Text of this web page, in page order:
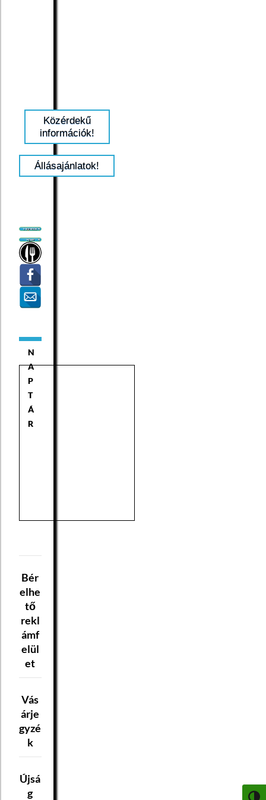
Közérdekű
információk!
Állásajánlatok!
N
A
P
T
Á
R
Bér
elhe
tő
rekl
ámf
elül
et
Vás
árje
gyzé
k
Újsá
g